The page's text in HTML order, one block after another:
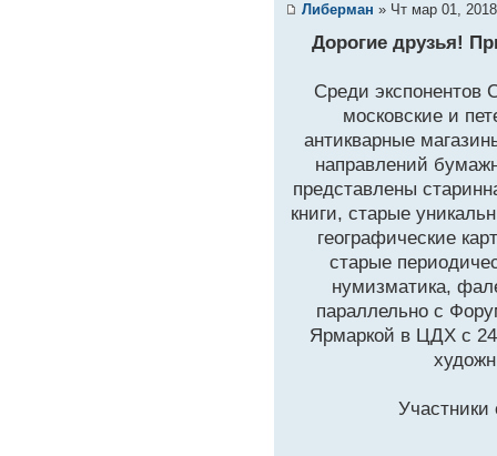
Либерман » Чт мар 01,
Дорогие друзья!
Среди экспонентов
московские и
антикварные
направлений
представлены
книги, старые
географические
старые
нумизматика,
параллельно с
Ярмаркой в ЦДХ с
Участники